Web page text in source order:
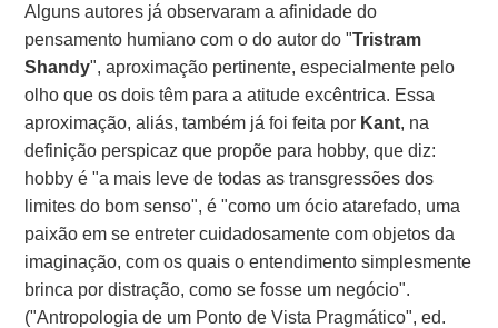
Alguns autores já observaram a afinidade do
pensamento humiano com o do autor do "Tristram
Shandy", aproximação pertinente, especialmente pelo
olho que os dois têm para a atitude excêntrica. Essa
aproximação, aliás, também já foi feita por Kant, na
definição perspicaz que propõe para hobby, que diz:
hobby é "a mais leve de todas as transgressões dos
limites do bom senso", é "como um ócio atarefado, uma
paixão em se entreter cuidadosamente com objetos da
imaginação, com os quais o entendimento simplesmente
brinca por distração, como se fosse um negócio".
("Antropologia de um Ponto de Vista Pragmático", ed.